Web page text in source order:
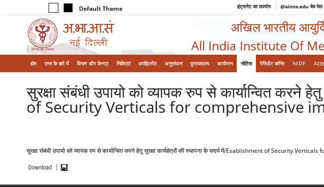
Default Theme इंट्रानेट का उपयोग @aiims.edu वेब मेल
अखिल भारतीय
All India Institute Of
होम एम्‍स के बारे में विभाग और केन्‍द्र निविदाएं अपॉइंटमेंट अनुसंधान पुस्तकालय आयोजन नोटिस रेसिडेंट कॉर्नर NIRF
सुरक्षा संबंधी उपायो को व्यापक रुप से कार्यान्वित करने
of Security Verticals for comprehensive
सुरक्षा संबंधी उपायो को व्यापक रुप से कार्यान्वित करने हेतु सुरक्षा कार्यक्षेत्रों की स्थापना के सदर्भ में/Esablishment of Security